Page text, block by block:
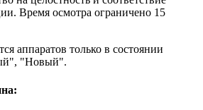
Время осмотра ограничено 15
аппаратов только в состоянии
"Новый".